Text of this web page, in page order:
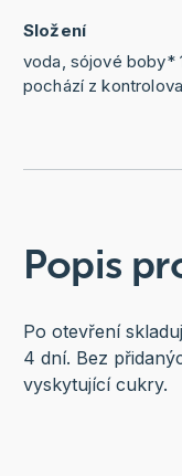
Složení
voda, sójové boby*
pochází z
Popis
Po otevření
4 dní. Bez
vyskytující cukry.